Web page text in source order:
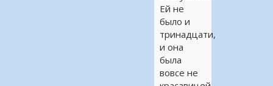
Ей не
было и
тринадцати,
и она
была
вовсе не